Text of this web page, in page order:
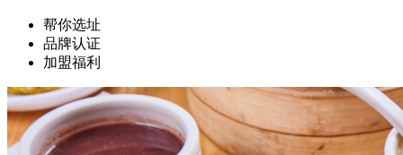
帮你选址
品牌认证
加盟福利